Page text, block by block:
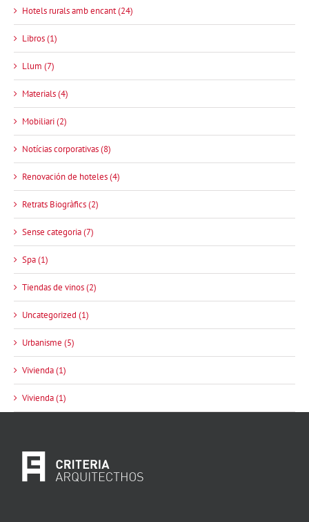
Hotels rurals amb encant (24)
Libros (1)
Llum (7)
Materials (4)
Mobiliari (2)
Notícias corporativas (8)
Renovación de hoteles (4)
Retrats Biogràfics (2)
Sense categoria (7)
Spa (1)
Tiendas de vinos (2)
Uncategorized (1)
Urbanisme (5)
Vivienda (1)
Vivienda (1)